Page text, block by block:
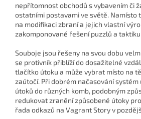
nepřítomnost obchodů s vybavením či
ostatními postavami ve světě. Namísto
na modifikaci zbraní a jejich vlastní
zakomponované řešení puzzlů a
Souboje jsou řešeny na svou dobu
se protivník přiblíží do dosažitelné
tlačítko útoku a může vybrat místo na
zaútočí. Při dobrém načasování
útoků do různých komb, podobným
redukovat zranění způsobené útoky
řada odkazů na Vagrant Story v